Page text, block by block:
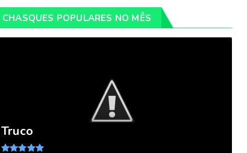
CHASQUES POPULARES NO MÊS
Truco